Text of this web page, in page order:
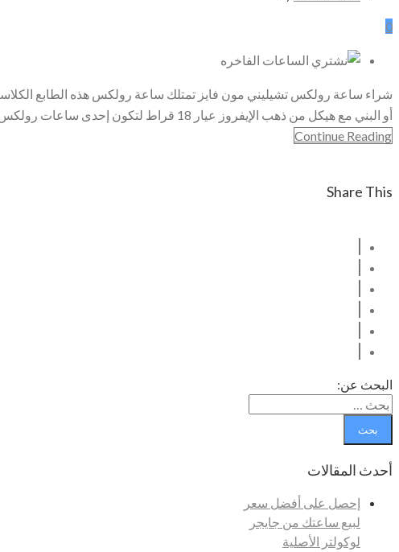
0
أو البني مع هيكل من ذهب الإيفروز عيار 18 قراط لتكون إحدى ساعات رولكس النفيسة والأشد تفرد مع عقرب أزرق يشير إلى اليوم والتاريخ. تتميز ساعة تشيليني مون
Continue Reading
Share This
البحث عن:
أحدث المقالات
إحصل على أفضل سعر
لبيع ساعتك من جايجر
لوكولتر الأصلية